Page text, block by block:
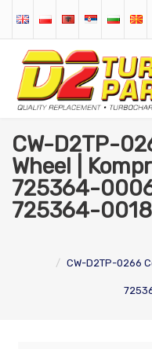
CW-D2TP-
Wheel |
725364-
725364-
CW-D2TP-0266